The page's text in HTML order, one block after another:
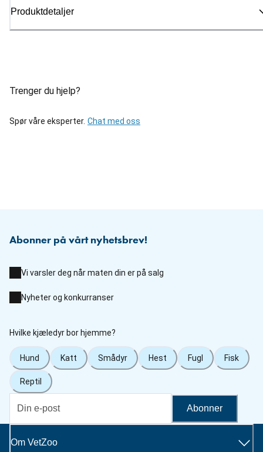
Produktdetaljer
Trenger du hjelp?
Spør våre eksperter. Chat med oss
Abonner på vårt nyhetsbrev!
Vi varsler deg når maten din er på salg
Nyheter og konkurranser
Hvilke kjæledyr bor hjemme?
Hund Katt Smådyr Hest Fugl Fisk
Reptil
Abonner
Om VetZoo